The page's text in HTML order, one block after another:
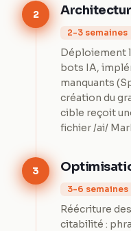
2
2-3 semaines
Déploiement
bots IA,
manquants
création du
cible reçoit
fichier /ai/
3
3-6 semaines
Réécriture
citabilité :